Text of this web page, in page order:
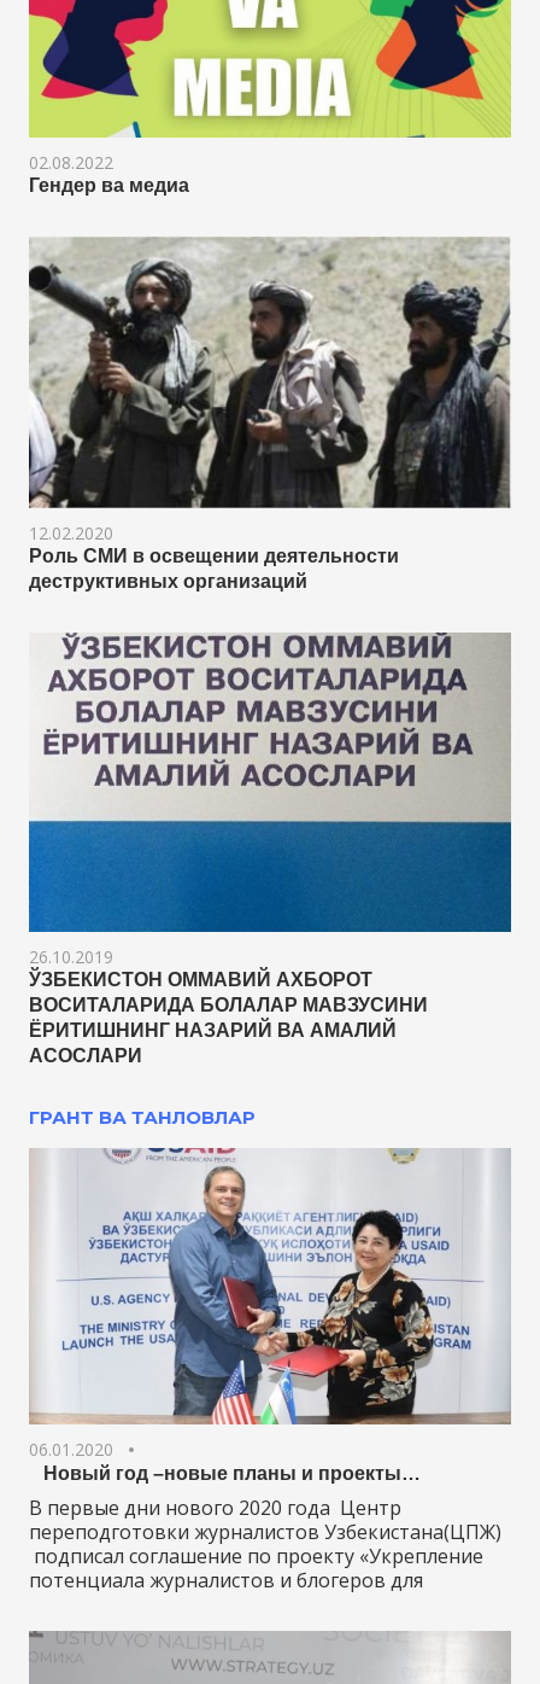
02.08.2022
Гендер ва медиа
12.02.2020
Роль СМИ в освещении деятельности
деструктивных организаций
26.10.2019
ЎЗБЕКИСТОН ОММАВИЙ АХБОРОТ
ВОСИТАЛАРИДА БОЛАЛАР МАВЗУСИНИ
ЁРИТИШНИНГ НАЗАРИЙ ВА АМАЛИЙ
АСОСЛАРИ
ГРАНТ ВА ТАНЛОВЛАР
06.01.2020
Новый год –новые планы и проекты…
В первые дни нового 2020 года Центр
переподготовки журналистов Узбекистана(ЦПЖ)
подписал соглашение по проекту «Укрепление
потенциала журналистов и блогеров для